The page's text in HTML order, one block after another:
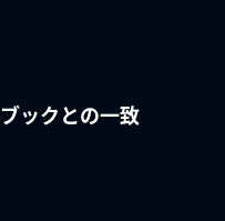
ブックとの一致